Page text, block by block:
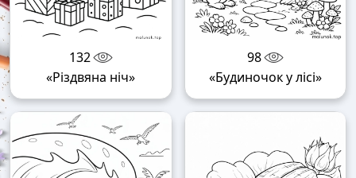
132
«Різдвяна ніч»
98
«Будиночок у лісі»